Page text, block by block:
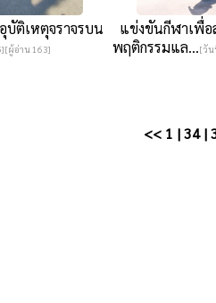
บัติเหตุจราจรบน
ผู้อ่าน 163]
แข่งขันกีฬาเพื่
พฤติกรรมแล...[วัน
<< 1 |34|